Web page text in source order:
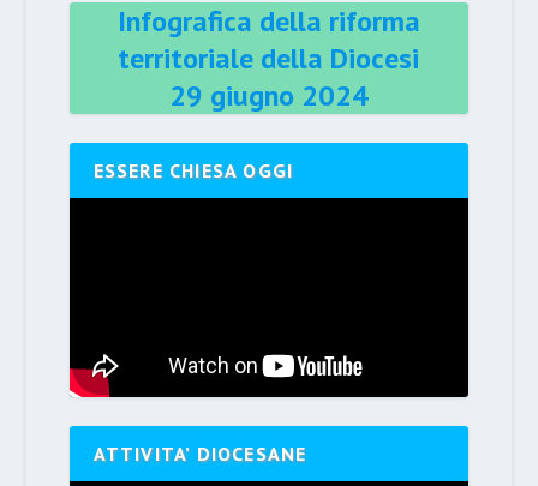
Infografica della riforma
territoriale della Diocesi
29 giugno 2024
ESSERE CHIESA OGGI
ATTIVITA’ DIOCESANE